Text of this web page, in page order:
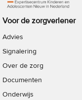
Voor de zorgverlener
Advies
Signalering
Over de zorg
Documenten
Onderwijs